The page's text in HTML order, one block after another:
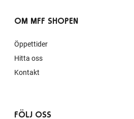
OM MFF SHOPEN
Öppettider
Hitta oss
Kontakt
FÖLJ OSS